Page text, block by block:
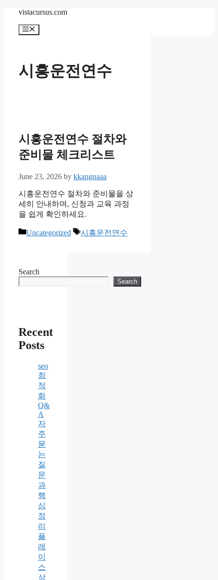
content
vistacursus.com
Menu
시흥운전연수
시흥운전연수 절차와
준비물 체크리스트
June 23, 2026 by kkangnaaa
시흥운전연수 절차와 준비물을 상
세히 안내하며, 신청과 교육 과정
을 쉽게 확인하세요.
Categories
Uncategorized Tags
시흥운전연수
Search
Search
Recent
Posts
seo
최
적
화
Q&
A
자
주
묻
는
질
문
과
핵
심
정
리
플
레
이
스
상